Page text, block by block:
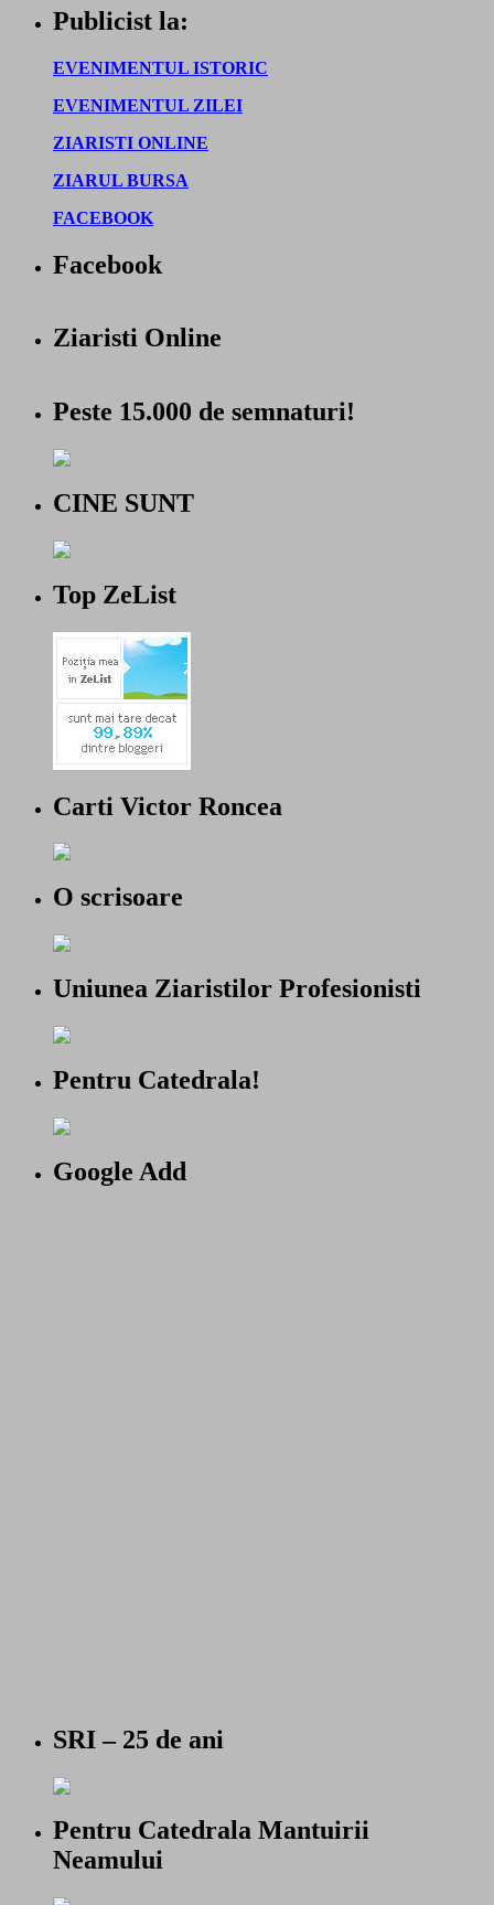
Publicist la:
EVENIMENTUL ISTORIC
EVENIMENTUL ZILEI
ZIARISTI ONLINE
ZIARUL BURSA
FACEBOOK
Facebook
Ziaristi Online
Peste 15.000 de semnaturi!
CINE SUNT
Top ZeList
Carti Victor Roncea
O scrisoare
Uniunea Ziaristilor Profesionisti
Pentru Catedrala!
Google Add
SRI – 25 de ani
Pentru Catedrala Mantuirii
Neamului